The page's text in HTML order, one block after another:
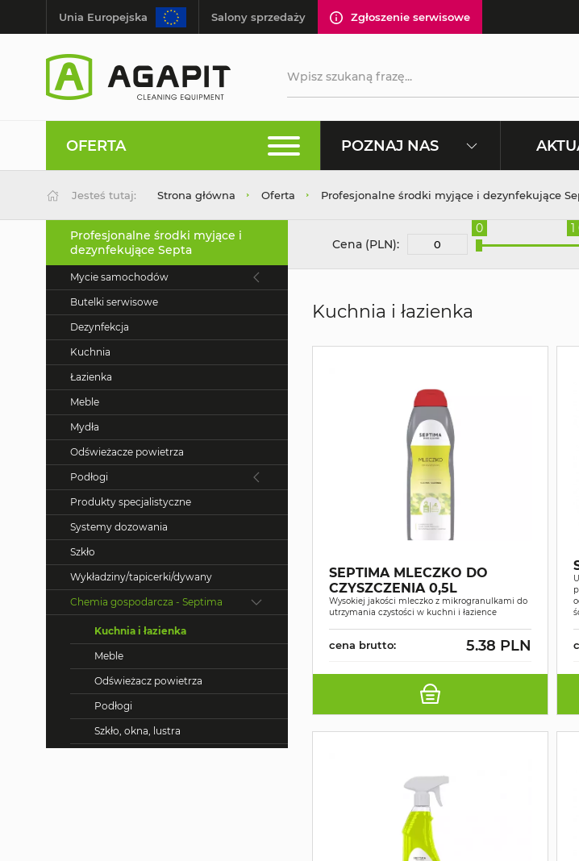
Unia Europejska Salony sprzedaży Zgłoszenie serwisowe
OFERTA POZNAJ NAS
Jesteś tutaj: Strona główna Oferta Profesjonalne środki myjące i dezynfekujące
Profesjonalne środki myjące i
dezynfekujące Septa
Mycie samochodów
Butelki serwisowe
Dezynfekcja
Kuchnia
Łazienka
Meble
Mydła
Odświeżacze powietrza
Podłogi
Produkty specjalistyczne
Systemy dozowania
Szkło
Wykładziny/tapicerki/dywany
Chemia gospodarcza - Septima
Kuchnia i łazienka
Meble
Odświeżacz powietrza
Podłogi
Szkło, okna, lustra
Cena (PLN):
0
Kuchnia i łazienka
SEPTIMA MLECZKO DO
CZYSZCZENIA 0,5L
Wysokiej jakości mleczko z mikrogranulkami do
utrzymania czystości w kuchni i łazience
cena brutto: 5.38 PLN